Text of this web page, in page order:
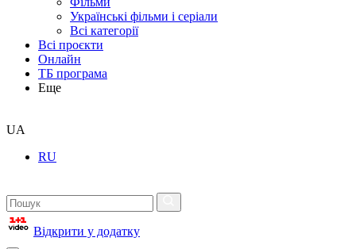
Українські фільми і серіали
Всі категорії
Всі проєкти
Онлайн
ТБ програма
Еще
UA
RU
Відкрити у додатку